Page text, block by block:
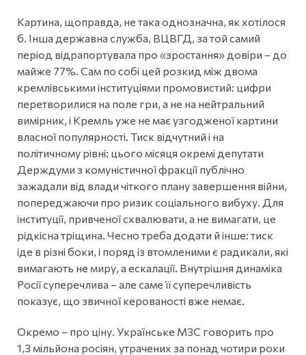
Картина, щоправда, не така однозначна, як хотілося
б. Інша державна служба, ВЦВГД, за той самий
період відрапортувала про «зростання» довіри – до
майже 77%. Сам по собі цей розкид між двома
кремлівськими інституціями промовистий: цифри
перетворилися на поле гри, а не на нейтральний
вимірник, і Кремль уже не має узгодженої картини
власної популярності. Тиск відчутний і на
політичному рівні: цього місяця окремі депутати
Держдуми з комуністичної фракції публічно
зажадали від влади чіткого плану завершення війни,
попереджаючи про ризик соціального вибуху. Для
інституції, привченої схвалювати, а не вимагати, це
рідкісна тріщина. Чесно треба додати й інше: тиск
іде в різні боки, і поряд із втомленими є радикали, які
вимагають не миру, а ескалації. Внутрішня динаміка
Росії суперечлива – але саме її суперечливість
показує, що звичної керованості вже немає.
Окремо – про ціну. Українське МЗС говорить про
1,3 мільйона росіян, утрачених за понад чотири роки